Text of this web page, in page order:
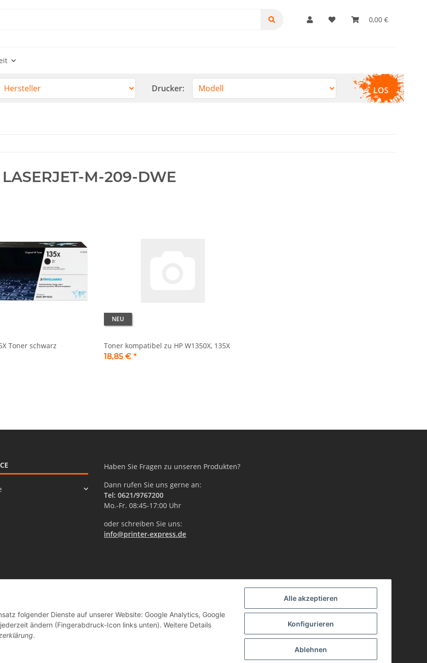
0,00 €
Drucker: LOS
M-209-DWE
Toner schwarz
NEU
Toner kompatibel zu HP W1350X, 135X
18,85 € *
Haben Sie Fragen zu unseren Produkten?
Dann rufen Sie uns gerne an:
Tel: 0621/9767200
Mo.-Fr. 08:45-17:00 Uhr
oder schreiben Sie uns:
info@printer-express.de
folgender Dienste auf unserer Website: Google Analytics, Google
ändern (Fingerabdruck-Icon links unten). Weitere Details
.
Alle akzeptieren
Konfigurieren
Ablehnen